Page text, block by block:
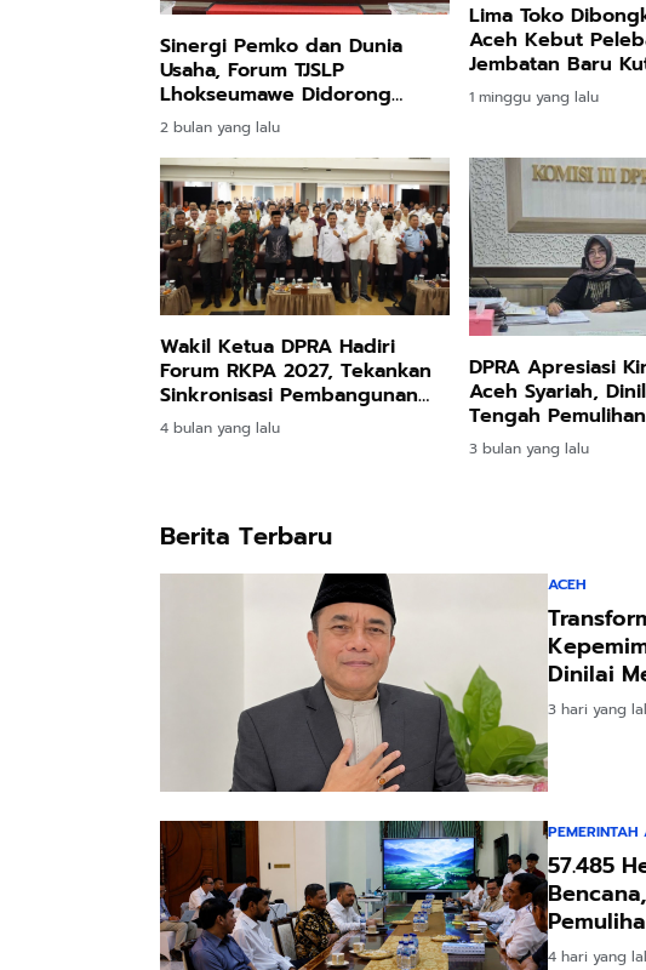
Sinergi Pemko dan Dunia
Usaha, Forum TJSLP
Lhokseumawe Didorong
Lebih Tepat Sasaran
2 bulan yang lalu
Lima Toko
Aceh Kebut
Jembatan Baru
1 minggu yang lalu
Wakil Ketua DPRA Hadiri
Forum RKPA 2027, Tekankan
Sinkronisasi Pembangunan
Aceh
4 bulan yang lalu
DPRA Apresiasi
Aceh Syariah,
Tengah Pemulihan
Pascabencana
3 bulan yang lalu
Berita Terbaru
ACEH
Dinilai
3 hari yang
PEMERINTAH
57.485
4 hari yang